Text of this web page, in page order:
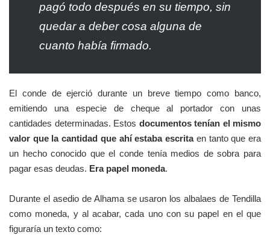
pagó todo después en su tiempo, sin
quedar a deber cosa alguna de
cuanto había firmado.
El conde de ejerció durante un breve tiempo como banco,
emitiendo una especie de cheque al portador con unas
cantidades determinadas. Estos documentos tenían el mismo
valor que la cantidad que ahí estaba escritaen tanto que era
un hecho conocido que el conde tenía medios de sobra para
pagar esas deudas. Era papel moneda.
Durante el asedio de Alhama se usaron los albalaes de Tendilla
como moneda, y al acabar, cada uno con su papel en el que
figuraría un texto como: